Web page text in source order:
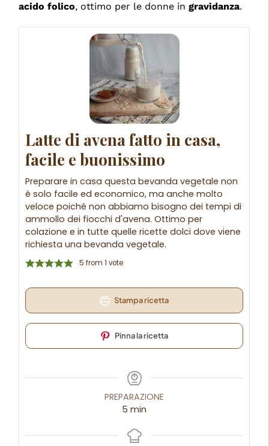
acido folico, ottimo per le donne ingravidanza.
Latte di avena fatto in casa,
facile e buonissimo
Preparare in casa questa bevanda vegetale non
è solo facile ed economico, ma anche molto
veloce poiché non abbiamo bisogno dei tempi di
ammollo dei fiocchi d'avena. Ottimo per
colazione e in tutte quelle ricette dolci dove viene
richiesta una bevanda vegetale.
5 from 1 vote
Stampa ricetta
Pinna la ricetta
PREPARAZIONE
5 min